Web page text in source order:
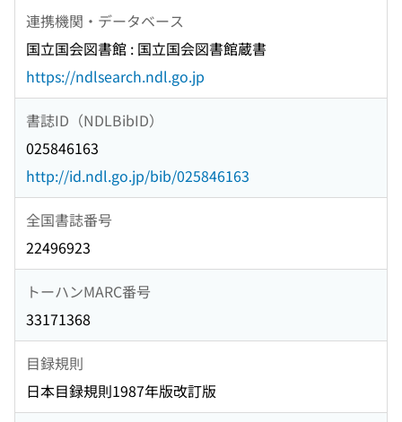
連携機関・データベース
国立国会図書館 : 国立国会図書館蔵書
https://ndlsearch.ndl.go.jp
書誌ID（NDLBibID）
025846163
http://id.ndl.go.jp/bib/025846163
全国書誌番号
22496923
トーハンMARC番号
33171368
目録規則
日本目録規則1987年版改訂版